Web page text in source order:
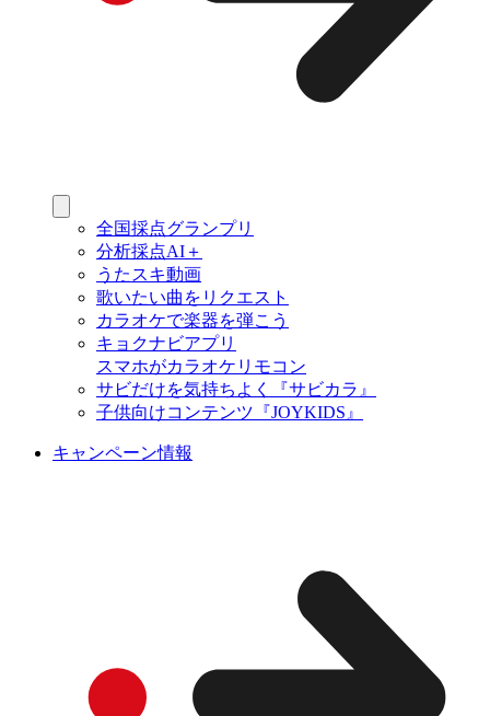
全国採点グランプリ
分析採点AI＋
うたスキ動画
歌いたい曲をリクエスト
カラオケで楽器を弾こう
キョクナビアプリ
スマホがカラオケリモコン
サビだけを気持ちよく『サビカラ』
子供向けコンテンツ『JOYKIDS』
キャンペーン情報